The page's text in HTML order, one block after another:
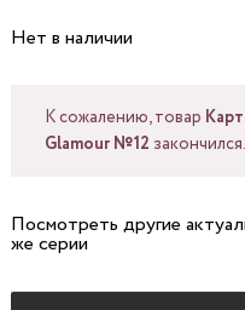
Нет в наличии
К сожалению, товар
Glamour №12
Посмотреть другие
же серии